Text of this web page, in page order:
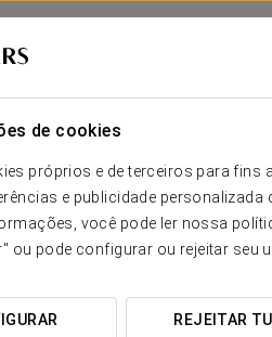
de cookies
próprios e de terceiros para
e publicidade
você pode ler nossa
ou pode configurar ou rejeitar seu
REJEITAR